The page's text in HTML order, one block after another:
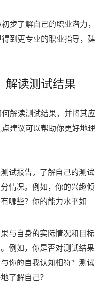
步了解自己的职业潜力，
到更专业的职业指导，建
解读测试结果
解读测试结果，并将其应
建议可以帮助你更好地理
试报告，了解自己的测试
情况。例如，你的兴趣倾
哪些？你的能力水平如
与自身的实际情况和目标
例如，你是否对测试结果
你的自我认知相符？测试
了解自己？